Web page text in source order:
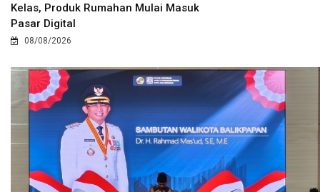
Kelas, Produk Rumahan Mulai Masuk
Pasar Digital
08/08/2026